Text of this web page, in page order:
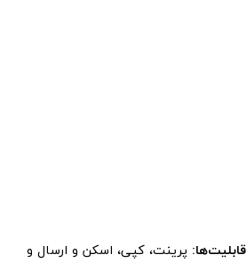
قابلیت‌ها: پرینت، کپی، اسکن و ارسال و